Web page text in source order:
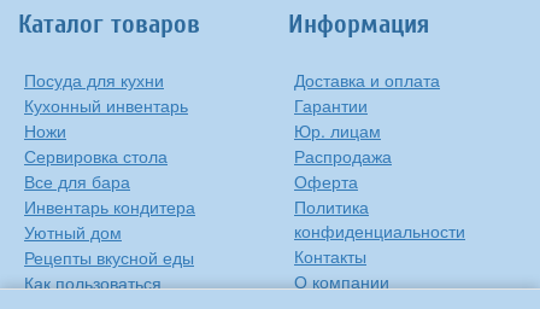
Каталог товаров
Посуда для кухни
Кухонный инвентарь
Ножи
Сервировка стола
Все для бара
Инвентарь кондитера
Уютный дом
Рецепты вкусной еды
Как пользоваться
Информация
Доставка и оплата
Гарантии
Юр. лицам
Распродажа
Оферта
Политика
конфиденциальности
Контакты
О компании